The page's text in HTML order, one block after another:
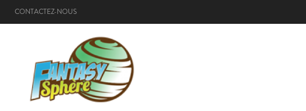
CONTACTEZ-NOUS